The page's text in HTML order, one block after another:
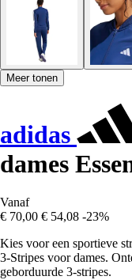
Meer tonen
adidas
dames
Vanaf
€ 70,00 € 54,08 -23%
Kies voor een sportieve
3-Stripes voor dames.
geborduurde 3-stripes.